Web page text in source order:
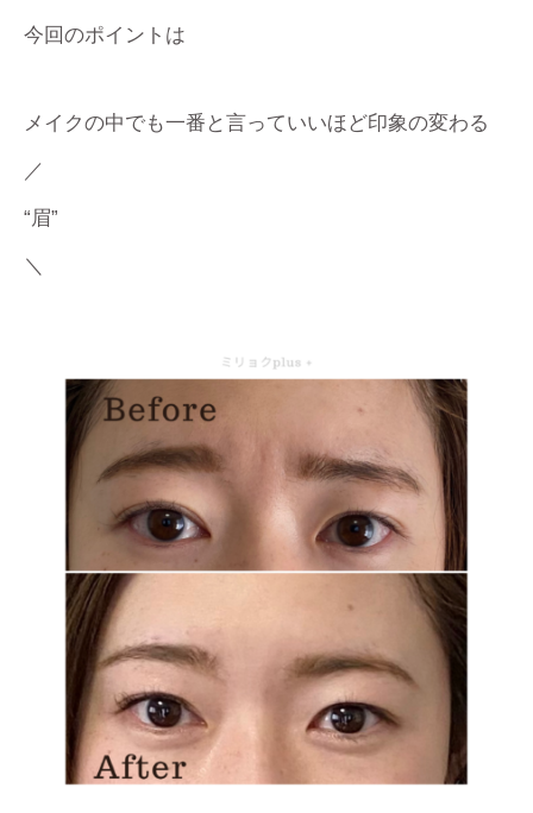
今回のポイントは
メイクの中でも一番と言っていいほど印象の変わる
／
“眉”
＼